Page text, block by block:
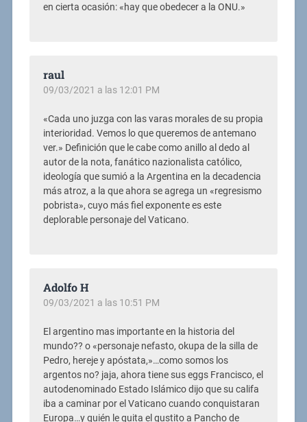
en cierta ocasión: «hay que obedecer a la ONU.»
raul
09/03/2021 a las 12:01 PM
«Cada uno juzga con las varas morales de su propia
interioridad. Vemos lo que queremos de antemano
ver.» Definición que le cabe como anillo al dedo al
autor de la nota, fanático nazionalista católico,
ideología que sumió a la Argentina en la decadencia
más atroz, a la que ahora se agrega un «regresismo
pobrista», cuyo más fiel exponente es este
deplorable personaje del Vaticano.
Adolfo H
09/03/2021 a las 10:51 PM
El argentino mas importante en la historia del
mundo?? o «personaje nefasto, okupa de la silla de
Pedro, hereje y apóstata,»…como somos los
argentos no? jaja, ahora tiene sus eggs Francisco, el
autodenominado Estado Islámico dijo que su califa
iba a caminar por el Vaticano cuando conquistaran
Europa…y quién le quita el gustito a Pancho de